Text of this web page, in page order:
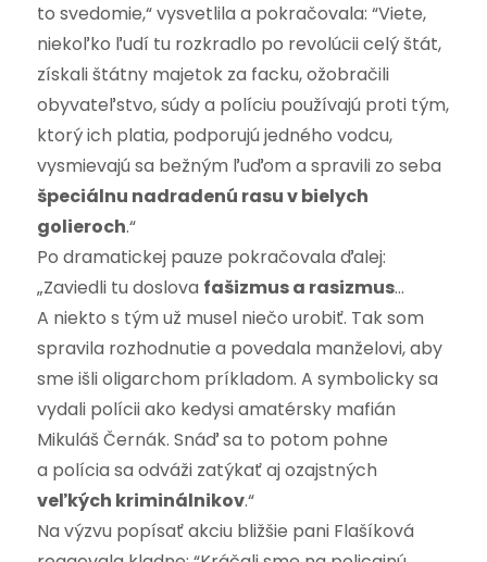
to svedomie,“ vysvetlila a pokračovala: “Viete,
niekoľko ľudí tu rozkradlo po revolúcii celý štát,
získali štátny majetok za facku, ožobračili
obyvateľstvo, súdy a políciu používajú proti tým,
ktorý ich platia, podporujú jedného vodcu,
vysmievajú sa bežným ľuďom a spravili zo seba
špeciálnu nadradenú rasu v bielych
golieroch.“
Po dramatickej pauze pokračovala ďalej:
„Zaviedli tu doslova fašizmus a rasizmus…
A niekto s tým už musel niečo urobiť. Tak som
spravila rozhodnutie a povedala manželovi, aby
sme išli oligarchom príkladom. A symbolicky sa
vydali polícii ako kedysi amatérsky mafián
Mikuláš Černák. Snáď sa to potom pohne
a polícia sa odváži zatýkať aj ozajstných
veľkých kriminálnikov.“
Na výzvu popísať akciu bližšie pani Flašíková